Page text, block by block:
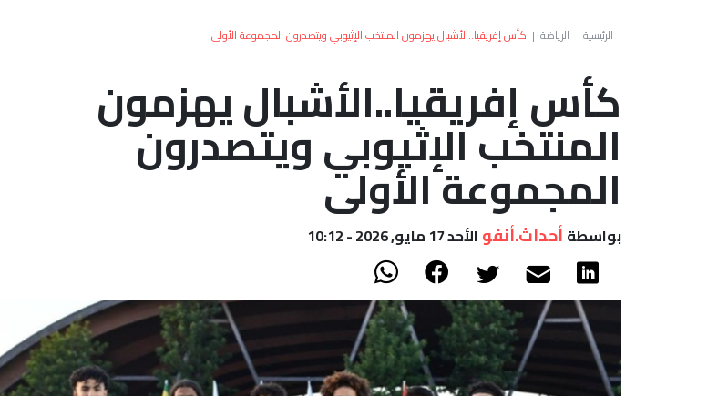
الرئيسية| الرياضة | كأس إفريقيا..الأشبال يهزمون المنتخب الإثيوبي ويتصدرون المجموعة الأولى
كأس إفريقيا..الأشبال يهزمون
المنتخب الإثيوبي ويتصدرون
المجموعة الأولى
بواسطة أحداث.أنفو الأحد 17 مايو, 2026 - 10:12